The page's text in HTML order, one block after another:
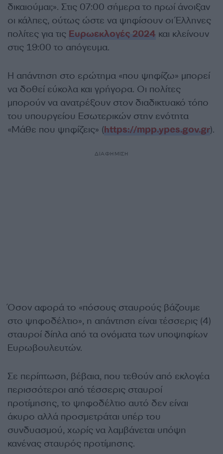
δικαιούμαι;». Στις 07:00 σήμερα το πρωί άνοιξαν
οι κάλπες, ούτως ώστε να ψηφίσουν οι Έλληνες
πολίτες για τις Ευρωεκλογές 2024 και κλείνουν
στις 19:00 το απόγευμα.
Η απάντηση στο ερώτημα «που ψηφίζω» μπορεί
να δοθεί εύκολα και γρήγορα. Οι πολίτες
μπορούν να ανατρέξουν στον διαδικτυακό τόπο
του υπουργείου Εσωτερικών στην ενότητα
«Μάθε που ψηφίζεις» (https://mpp.ypes.gov.gr).
ΔΙΑΦΗΜΙΣΗ
Όσον αφορά το «πόσους σταυρούς βάζουμε
στο ψηφοδέλτιο», η απάντηση είναι τέσσερις (4)
σταυροί δίπλα από τα ονόματα των υποψηφίων
Ευρωβουλευτών.
Σε περίπτωση, βέβαια, που τεθούν από εκλογέα
περισσότεροι από τέσσερις σταυροί
προτίμησης, το ψηφοδέλτιο αυτό δεν είναι
άκυρο αλλά προσμετράται υπέρ του
συνδυασμού, χωρίς να λαμβάνεται υπόψη
κανένας σταυρός προτίμησης.